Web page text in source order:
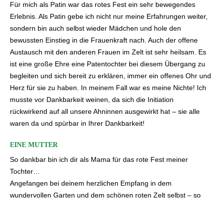
Für mich als Patin war das rotes Fest ein sehr bewegendes
Erlebnis. Als Patin gebe ich nicht nur meine Erfahrungen weiter,
sondern bin auch selbst wieder Mädchen und hole den
bewussten Einstieg in die Frauenkraft nach. Auch der offene
Austausch mit den anderen Frauen im Zelt ist sehr heilsam. Es
ist eine große Ehre eine Patentochter bei diesem Übergang zu
begleiten und sich bereit zu erklären, immer ein offenes Ohr und
Herz für sie zu haben. In meinem Fall war es meine Nichte! Ich
musste vor Dankbarkeit weinen, da sich die Initiation
rückwirkend auf all unsere Ahninnen ausgewirkt hat – sie alle
waren da und spürbar in Ihrer Dankbarkeit!
EINE MUTTER
So dankbar bin ich dir als Mama für das rote Fest meiner
Tochter…
Angefangen bei deinem herzlichen Empfang in dem
wundervollen Garten und dem schönen roten Zelt selbst – so